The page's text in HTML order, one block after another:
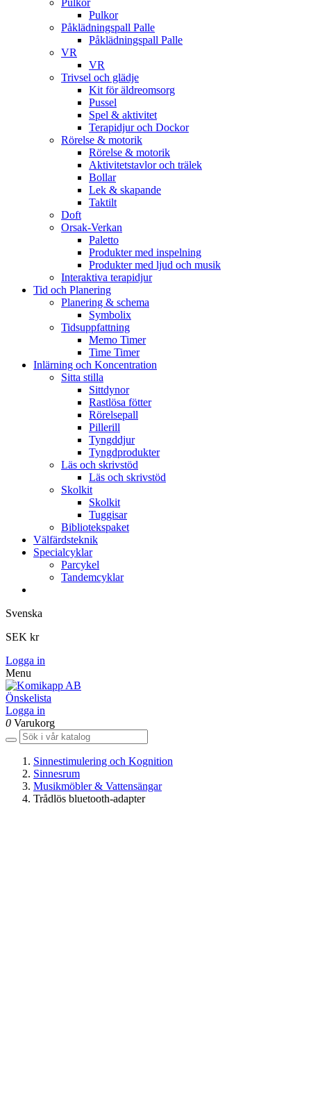
Pulkor
Påklädningspall Palle
Påklädningspall Palle
VR
VR
Trivsel och glädje
Kit för äldreomsorg
Pussel
Spel & aktivitet
Terapidjur och Dockor
Rörelse & motorik
Rörelse & motorik
Aktivitetstavlor och trälek
Bollar
Lek & skapande
Taktilt
Doft
Orsak-Verkan
Paletto
Produkter med inspelning
Produkter med ljud och musik
Interaktiva terapidjur
Tid och Planering
Planering & schema
Symbolix
Tidsuppfattning
Memo Timer
Time Timer
Inlärning och Koncentration
Sitta stilla
Sittdynor
Rastlösa fötter
Rörelsepall
Pillerill
Tyngddjur
Tyngdprodukter
Läs och skrivstöd
Läs och skrivstöd
Skolkit
Skolkit
Tuggisar
Bibliotekspaket
Välfärdsteknik
Specialcyklar
Parcykel
Tandemcyklar
Svenska
SEK kr
Logga in
Menu
Önskelista
Logga in
0 Varukorg
Sinnestimulering och Kognition
Sinnesrum
Musikmöbler & Vattensängar
Trådlös bluetooth-adapter